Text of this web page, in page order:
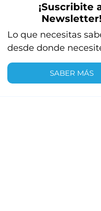
¡Suscribite
Newsletter!
Lo que necesitas
desde donde
SABER MÁS